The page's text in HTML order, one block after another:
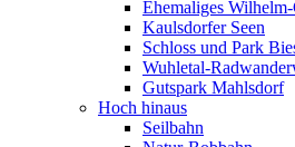
Ehemaliges
Kaulsdorfer Seen
Schloss und Park
Wuhletal-
Gutspark Mahlsdorf
Hoch hinaus
Seilbahn